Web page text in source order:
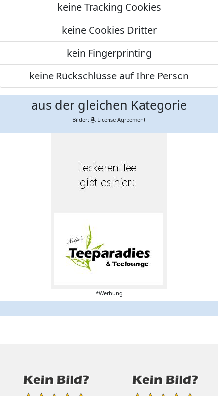
keine Tracking Cookies
keine Cookies Dritter
kein Fingerprinting
keine Rückschlüsse auf Ihre Person
aus der gleichen Kategorie
Bilder: License Agreement
*Werbung